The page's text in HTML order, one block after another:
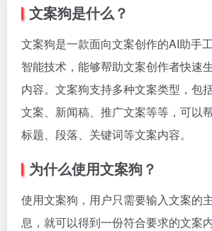
文案狗是什么？
文案狗是一款面向文案创作的AI助手
智能技术，能够帮助文案创作者快速
内容。文案狗支持多种文案类型，包
文案、新闻稿、推广文案等等，可以
标题、段落、关键词等文案内容。
为什么使用文案狗？
使用文案狗，用户只需要输入文案的
息，就可以得到一份符合要求的文案